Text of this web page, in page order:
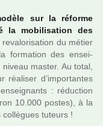
sur la réforme
la mobi­li­sa­tion des
du métier
for­ma­tion des ensei­
master. Au total,
réa­li­ser d’impor­tan­tes
: réduc­tion
10.000 postes), à la
tuteurs !